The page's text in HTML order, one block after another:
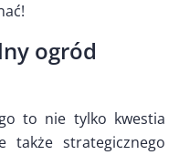
ogród
to nie tylko kwestia
także strategicznego